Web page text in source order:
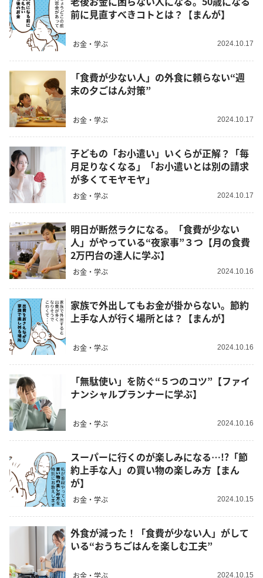
前に見直すべきコトとは？【まんが】
お金・学ぶ 2024.10.17
「食費が少ない人」の外食に頼らない“週
末の夕ごはん対策”
お金・学ぶ 2024.10.17
子どもの「お小遣い」いくらが正解？「毎
月足りなくなる」「お小遣いとは別の請求
が多くてモヤモヤ」
お金・学ぶ 2024.10.17
明日が断然ラクになる。「食費が少ない
人」がやっている“夜家事”３つ【月の食費
2万円台の達人に学ぶ】
お金・学ぶ 2024.10.16
家族で外出してもお金が掛からない。節約
上手な人が行く場所とは？【まんが】
お金・学ぶ 2024.10.16
「無駄使い」を防ぐ“５つのコツ”【ファイ
ナンシャルプランナーに学ぶ】
お金・学ぶ 2024.10.16
スーパーに行くのが楽しみになる…!?「節
約上手な人」の買い物の楽しみ方【まん
が】
お金・学ぶ 2024.10.15
外食が減った！「食費が少ない人」がして
いる“おうちごはんを楽しむ工夫”
お金・学ぶ 2024.10.15